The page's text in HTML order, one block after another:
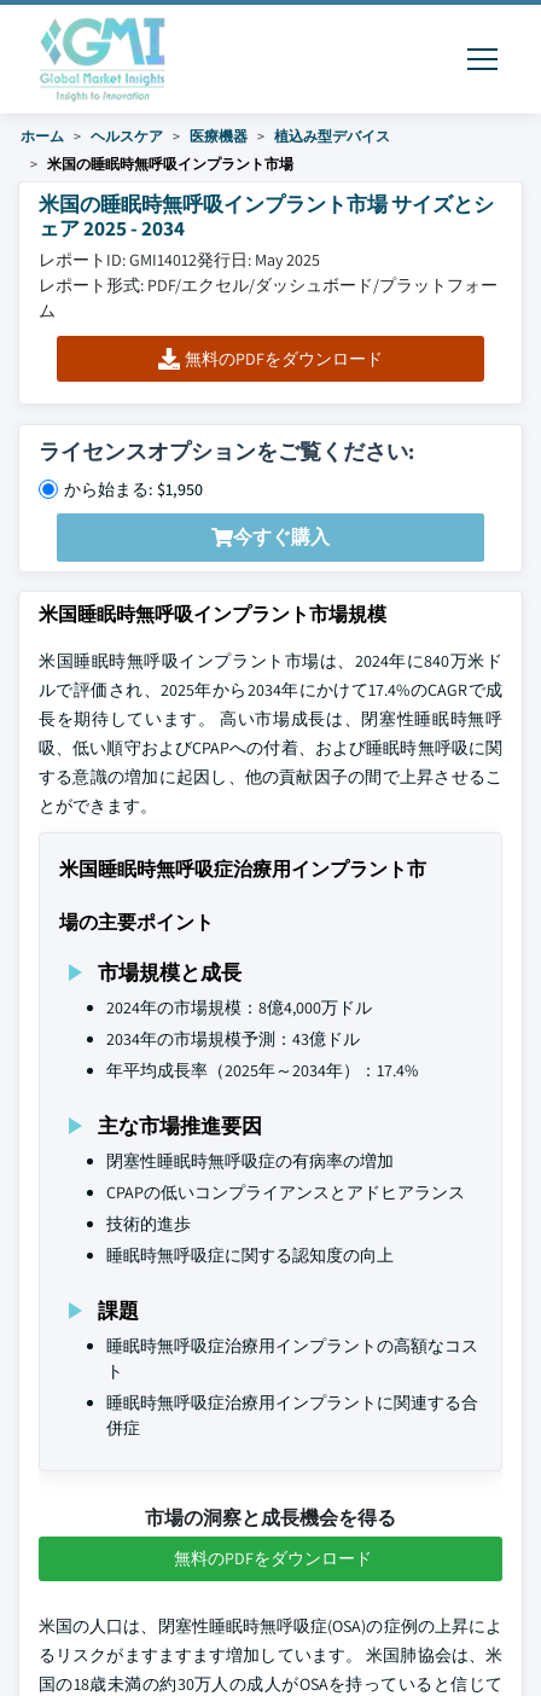
ホーム ヘルスケア 医療機器
植込み型デバイス
米国の睡眠時無呼吸インプラント市場
米国の睡眠時無呼吸インプラント市場 サイズとシ
ェア 2025 - 2034
レポートID: GMI14012発行日: May 2025
レポート形式: PDF/エクセル/ダッシュボード/プラットフォー
ム
無料のPDFをダウンロード
ライセンスオプションをご覧ください:
から始まる: $1,950
今すぐ購入
米国睡眠時無呼吸インプラント市場規模
米国睡眠時無呼吸インプラント市場は、2024年に840万米ド
ルで評価され、2025年から2034年にかけて17.4%のCAGRで成
長を期待しています。 高い市場成長は、閉塞性睡眠時無呼
吸、低い順守およびCPAPへの付着、および睡眠時無呼吸に関
する意識の増加に起因し、他の貢献因子の間で上昇させるこ
とができます。
米国睡眠時無呼吸症治療用インプラント市
場の主要ポイント
市場規模と成長
2024年の市場規模：8億4,000万ドル
2034年の市場規模予測：43億ドル
年平均成長率（2025年～2034年）：17.4%
主な市場推進要因
閉塞性睡眠時無呼吸症の有病率の増加
CPAPの低いコンプライアンスとアドヒアランス
技術的進歩
睡眠時無呼吸症に関する認知度の向上
課題
睡眠時無呼吸症治療用インプラントの高額なコス
ト
睡眠時無呼吸症治療用インプラントに関連する合
併症
市場の洞察と成長機会を得る
無料のPDFをダウンロード
米国の人口は、閉塞性睡眠時無呼吸症(OSA)の症例の上昇によ
るリスクがますますます増加しています。 米国肺協会は、米
国の18歳未満の約30万人の成人がOSAを持っていると信じて